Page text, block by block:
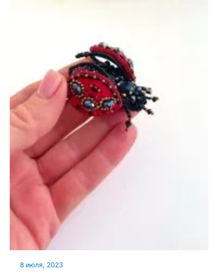
8 июля, 2023